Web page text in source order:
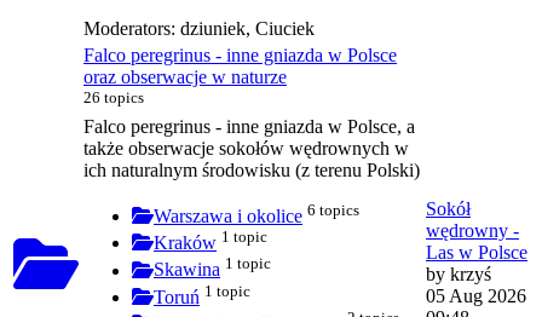
Moderators: dziuniek, Ciuciek
Falco peregrinus - inne gniazda w Polsce
oraz obserwacje w naturze
26 topics
Falco peregrinus - inne gniazda w Polsce, a
także obserwacje sokołów wędrownych w
ich naturalnym środowisku (z terenu Polski)
Warszawa i okolice 6 topics
Kraków 1 topic
Skawina 1 topic
Toruń 1 topic
Sokół
wędrowny -
Las w Polsce
by krzyś
05 Aug 2026